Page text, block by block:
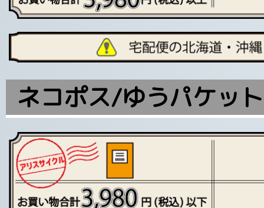
ネコポス/ゆうパケット